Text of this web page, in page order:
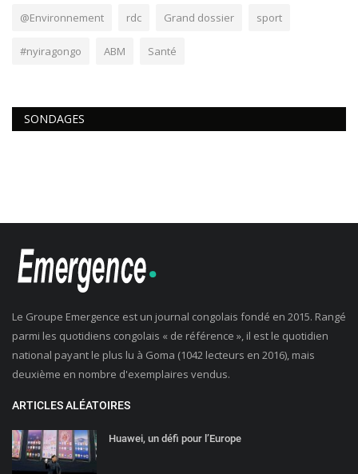
@Environnement rdc Grand dossier sport
#nyiragongo ABM Santé
SONDAGES
Le Groupe Emergence est un journal congolais fondé en 2015. Rangé
parmi les quotidiens congolais « de référence », il est le quotidien
national payant le plus lu à Goma (1042 lecteurs en 2016), mais
deuxième en nombre d'exemplaires vendus.
ARTICLES ALÉATOIRES
Huawei, un défi pour l’Europe